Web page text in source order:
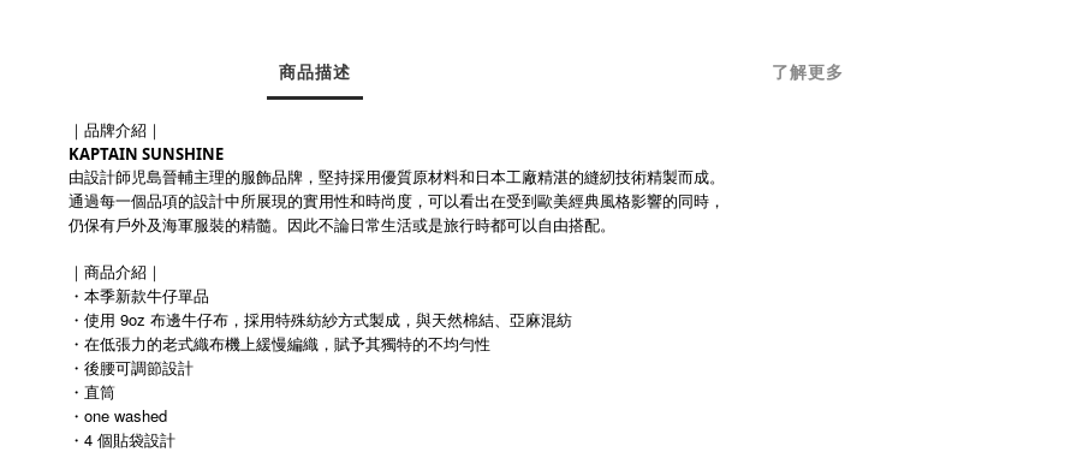
商品描述 了解更多
｜品牌介紹｜
KAPTAIN SUNSHINE
由設計師児島晉輔主理的服飾品牌，堅持採用優質原材料和日本工廠精湛的縫紉技術精製而成。
通過每一個品項的設計中所展現的實用性和時尚度，可以看出在受到歐美經典風格影響的同時，
仍保有戶外及海軍服裝的精髓。因此不論日常生活或是旅行時都可以自由搭配。
｜商品介紹｜
・本季新款牛仔單品
・使用 9oz 布邊牛仔布，採用特殊紡紗方式製成，與天然棉結、亞麻混紡
・在低張力的老式織布機上緩慢編織，賦予其獨特的不均勻性
・後腰可調節設計
・直筒
・one washed
・4 個貼袋設計